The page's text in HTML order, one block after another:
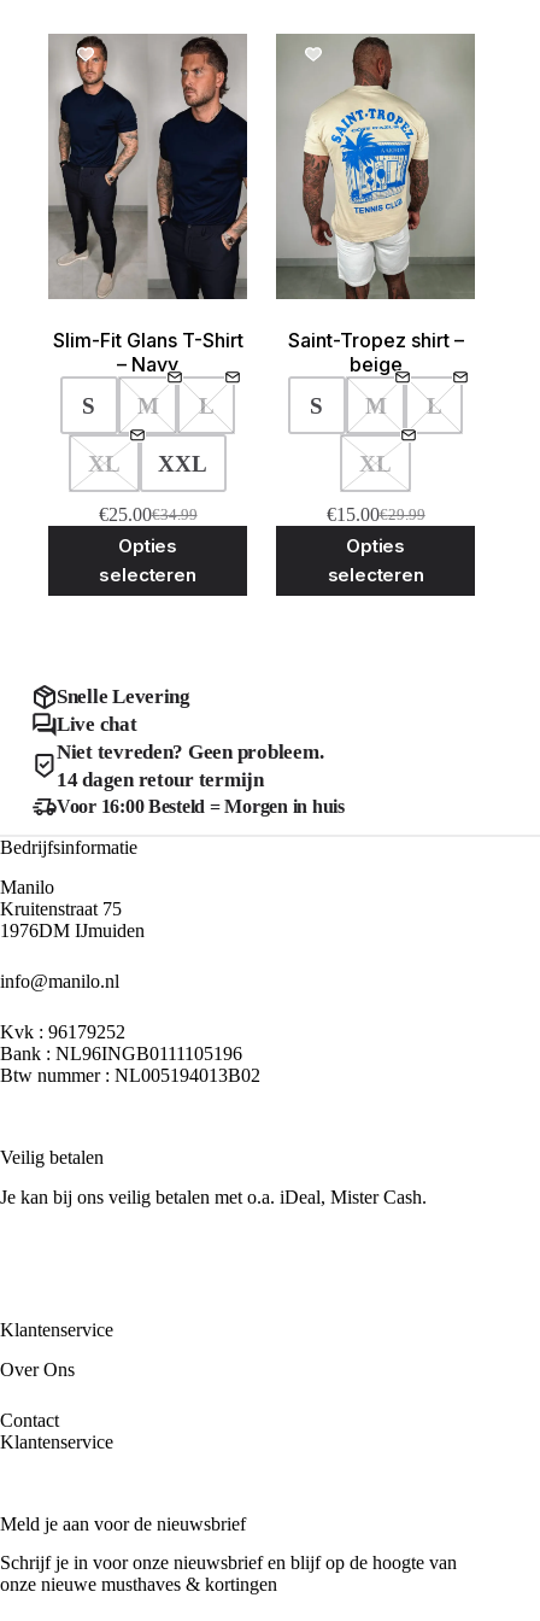
optie
op
productpagina
optie
SALE!
Slim-Fit Glans T-Shirt
– Navy
S M L
XL XXL
€34.99
Oorspronkelijke
prijs
was:
€25.00Huidige
prijs
is:
Opties
selecteren
meerdere
op
de
productpagina
SALE!
Saint-Tropez shirt –
beige
S M L
XL
€29.99
Oorspronkelijke
prijs
was:
€15.00Huidige
prijs
is:
Opties
selecteren
Snelle Levering
Live chat
Niet tevreden? Geen probleem.
14 dagen retour termijn
Voor 16:00 Besteld = Morgen in huis
Bedrijfsinformatie
Manilo
Kruitenstraat 75
1976DM IJmuiden
info@manilo.nl
Kvk : 96179252
Bank : NL96INGB0111105196
Btw nummer : NL005194013B02
Veilig betalen
Je kan bij ons veilig betalen met o.a. iDeal, Mister Cash.
Klantenservice
Over Ons
Contact
Klantenservice
Meld je aan voor de nieuwsbrief
Schrijf je in voor onze nieuwsbrief en blijf op de hoogte van
onze nieuwe musthaves & kortingen